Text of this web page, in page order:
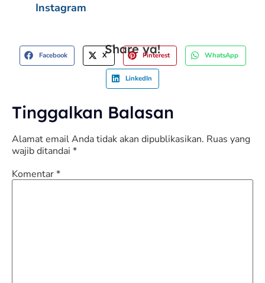
Instagram
Share ya!
Facebook X Pinterest WhatsApp
LinkedIn
Tinggalkan Balasan
Alamat email Anda tidak akan dipublikasikan. Ruas yang
wajib ditandai *
Komentar*